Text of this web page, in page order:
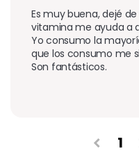
Es muy buena, dejé
vitamina me ayuda a
Yo consumo la
que los consumo me
Son fantásticos.
chevron_left 1